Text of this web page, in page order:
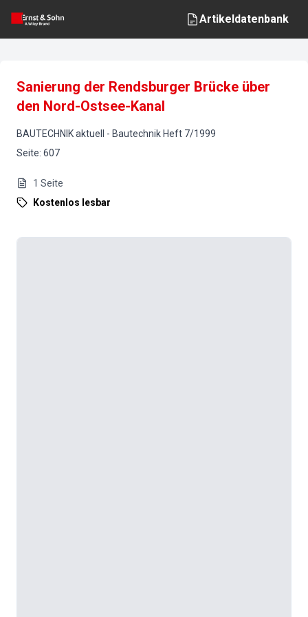
Artikeldatenbank
Sanierung der Rendsburger Brücke über
den Nord-Ostsee-Kanal
BAUTECHNIK aktuell - Bautechnik Heft 7/1999
Seite: 607
1 Seite
Kostenlos lesbar